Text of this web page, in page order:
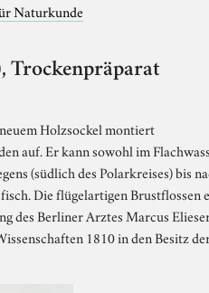
Naturkunde
Trockenpräparat
Holzsockel montiert
auf. Er kann sowohl im
(südlich des Polarkreises) bis
Die flügelartigen
des Berliner Arztes Marcus
1810 in den